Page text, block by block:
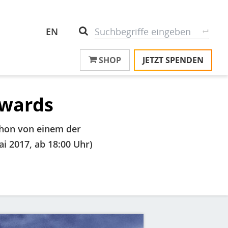
Header
Menu
EN Suche
SHOP JETZT SPENDEN
von einem der
2017, ab 18:00 Uhr)